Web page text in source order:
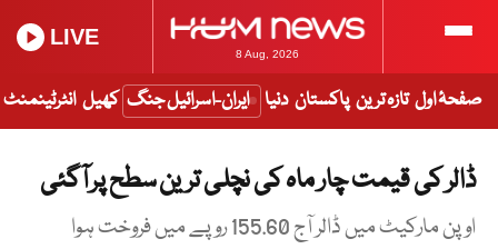
8 Aug, 2026
LIVE
صفحۂ اول تازہ ترین پاکستان دنیا ایران-اسرائیل جنگ کھیل انٹرٹینمنٹ
ڈالر کی قیمت چار ماہ کی نچلی ترین سطح پر آگئی
اوپن مارکیٹ میں ڈالر آج 155.60 روپے میں فروخت ہوا